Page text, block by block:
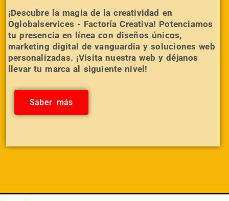
¡Descubre la magia de la creatividad en
Oglobalservices - Factoría Creativa! Potenciamos
tu presencia en línea con diseños únicos,
marketing digital de vanguardia y soluciones web
personalizadas. ¡Visita nuestra web y déjanos
llevar tu marca al siguiente nivel!
Saber más